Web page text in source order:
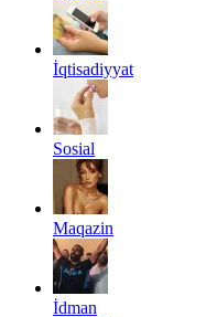
İqtisadiyyat
Sosial
Maqazin
İdman